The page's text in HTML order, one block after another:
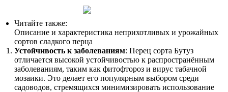
Читайте также:
Описание и характеристика неприхотливых и урожайных
сортов сладкого перца
Устойчивость к заболеваниям: Перец сорта Бутуз
отличается высокой устойчивостью к распространённым
заболеваниям, таким как фитофтороз и вирус табачной
мозаики. Это делает его популярным выбором среди
садоводов, стремящихся минимизировать использование